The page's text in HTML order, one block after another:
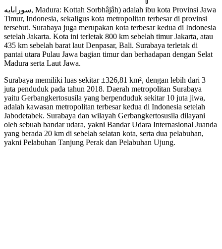
سورابايه, Madura: Kottah Sorbhâjâh) adalah ibu kota Provinsi Jawa
Timur, Indonesia, sekaligus kota metropolitan terbesar di provinsi
tersebut. Surabaya juga merupakan kota terbesar kedua di Indonesia
setelah Jakarta. Kota ini terletak 800 km sebelah timur Jakarta, atau
435 km sebelah barat laut Denpasar, Bali. Surabaya terletak di
pantai utara Pulau Jawa bagian timur dan berhadapan dengan Selat
Madura serta Laut Jawa.
Surabaya memiliki luas sekitar ±326,81 km², dengan lebih dari 3
juta penduduk pada tahun 2018. Daerah metropolitan Surabaya
yaitu Gerbangkertosusila yang berpenduduk sekitar 10 juta jiwa,
adalah kawasan metropolitan terbesar kedua di Indonesia setelah
Jabodetabek. Surabaya dan wilayah Gerbangkertosusila dilayani
oleh sebuah bandar udara, yakni Bandar Udara Internasional Juanda
yang berada 20 km di sebelah selatan kota, serta dua pelabuhan,
yakni Pelabuhan Tanjung Perak dan Pelabuhan Ujung.